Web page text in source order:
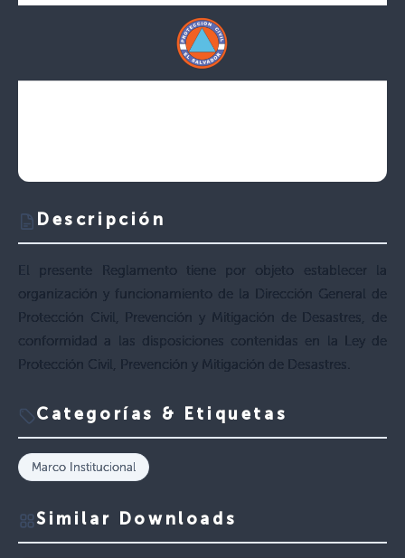
Descripción
El presente Reglamento tiene por objeto establecer la
organización y funcionamiento de la Dirección General de
Protección Civil, Prevención y Mitigación de Desastres, de
conformidad a las disposiciones contenidas en la Ley de
Protección Civil, Prevención y Mitigación de Desastres.
Categorías & Etiquetas
Marco Institucional
Similar Downloads